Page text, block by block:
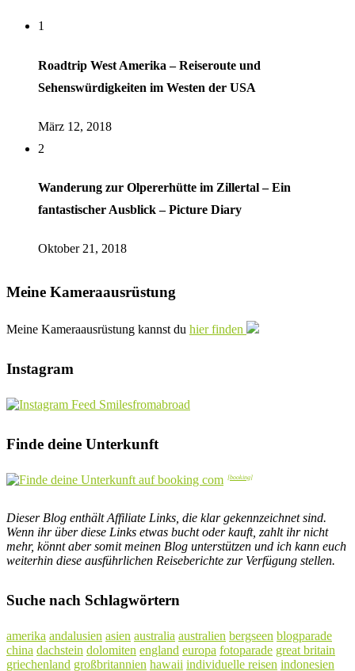
1
Roadtrip West Amerika – Reiseroute und
Sehenswürdigkeiten im Westen der USA
März 12, 2018
2
Wanderung zur Olpererhütte im Zillertal – Ein
fantastischer Ausblick – Picture Diary
Oktober 21, 2018
Meine Kameraausrüstung
Meine Kameraausrüstung kannst du hier finden
Instagram
Finde deine Unterkunft
Dieser Blog enthält Affiliate Links, die klar gekennzeichnet sind.
Wenn ihr über diese Links etwas bucht oder kauft, zahlt ihr nicht
mehr, könnt aber somit meinen Blog unterstützen und ich kann euch
weiterhin diese ausführlichen Reiseberichte zur Verfügung stellen.
Suche nach Schlagwörtern
amerika andalusien asien australia australien bergseen blogparade
china dachstein dolomiten england europa fotoparade great britain
griechenland großbritannien hawaii individuelle reisen indonesien